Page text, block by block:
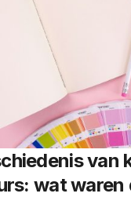
van
wat waren